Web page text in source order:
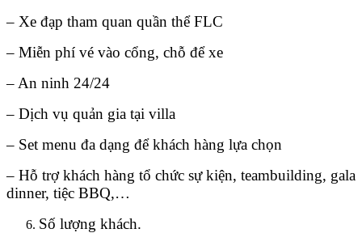
– Xe đạp tham quan quần thể FLC
– Miễn phí vé vào cổng, chỗ để xe
– An ninh 24/24
– Dịch vụ quản gia tại villa
– Set menu đa dạng để khách hàng lựa chọn
– Hỗ trợ khách hàng tổ chức sự kiện, teambuilding, gala
dinner, tiệc BBQ,…
Số lượng khách.